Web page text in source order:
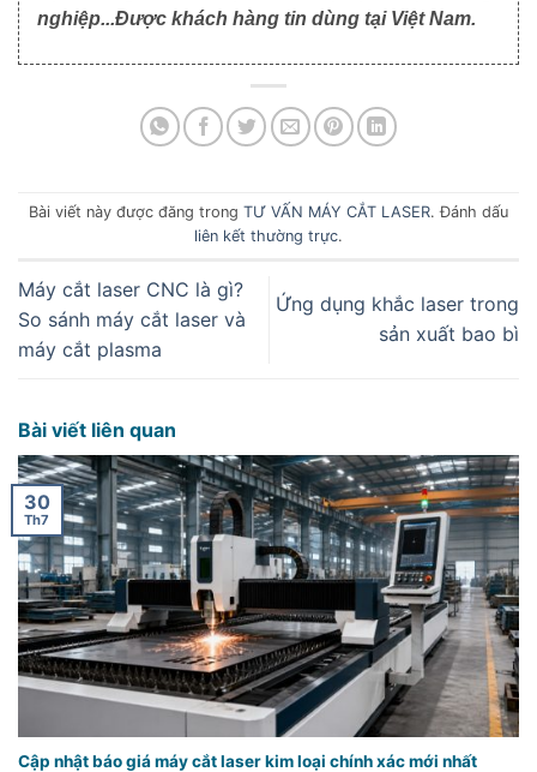
nghiệp...Được khách hàng tin dùng tại Việt Nam.
Bài viết này được đăng trong TƯ VẤN MÁY CẮT LASER. Đánh dấu
liên kết thường trực.
Máy cắt laser CNC là gì?
So sánh máy cắt laser và
máy cắt plasma
Ứng dụng khắc laser trong
sản xuất bao bì
Bài viết liên quan
Cập nhật báo giá máy cắt laser kim loại chính xác mới nhất
30
Th7